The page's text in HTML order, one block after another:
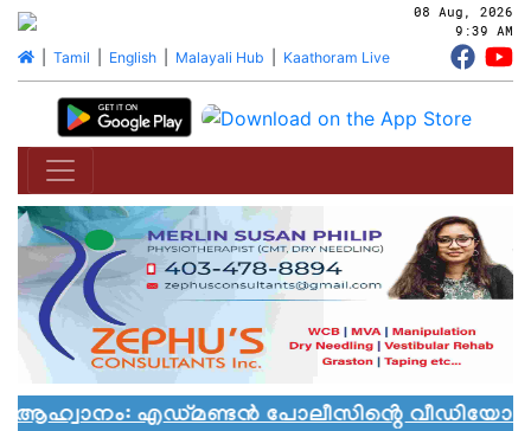
08 Aug, 2026
9:39 AM
| Tamil English| Malayali Hub Kaathoram Live
എഡ്മണ്ടൻ പോലീസിൻ്റെ വീഡിയോ